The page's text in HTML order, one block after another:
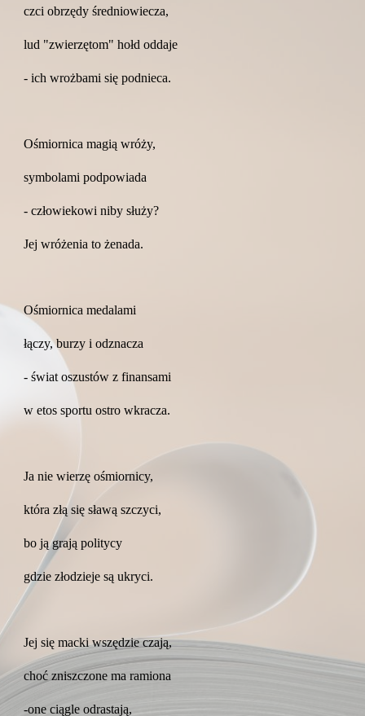
czci obrzędy średniowiecza,
lud "zwierzętom" hołd oddaje
- ich wrożbami się podnieca.
Ośmiornica magią wróży,
symbolami podpowiada
- człowiekowi niby służy?
Jej wróżenia to żenada.
Ośmiornica medalami
łączy, burzy i odznacza
- świat oszustów z finansami
w etos sportu ostro wkracza.
Ja nie wierzę ośmiornicy,
która złą się sławą szczyci,
bo ją grają politycy
gdzie złodzieje są ukryci.
Jej się macki wszędzie czają,
choć zniszczone ma ramiona
-one ciągle odrastają,